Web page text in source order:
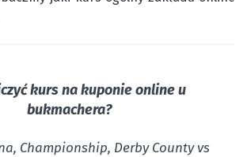
kurs na kuponie online u
bukmachera?
Championship, Derby County vs